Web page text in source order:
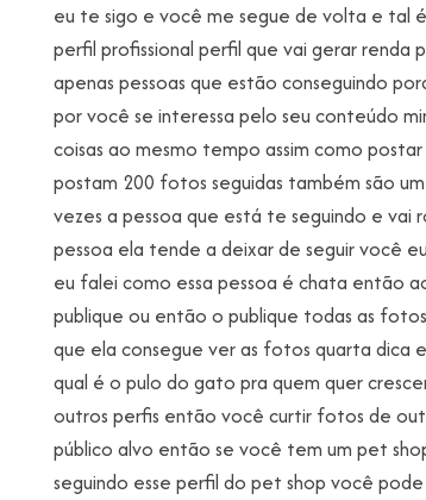
eu te sigo e você me segue de volta e tal
perfil profissional perfil que vai gerar
apenas pessoas que estão conseguindo
por você se interessa pelo seu conteúdo
coisas ao mesmo tempo assim como
postam 200 fotos seguidas também são
vezes a pessoa que está te seguindo e
pessoa ela tende a deixar de seguir você
eu falei como essa pessoa é chata então
publique ou então o publique todas as
que ela consegue ver as fotos quarta dica
qual é o pulo do gato pra quem quer
outros perfis então você curtir fotos de
público alvo então se você tem um pet
seguindo esse perfil do pet shop você